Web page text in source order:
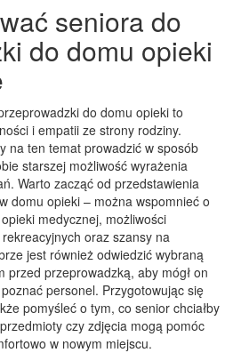
seniora do
do domu opieki
do domu opieki to
i empatii ze strony rodziny.
na ten temat prowadzić w sposób
starszej możliwość wyrażenia
Warto zacząć od przedstawienia
domu opieki – można wspomnieć o
medycznej, możliwości
oraz szansy na
jest również odwiedzić wybraną
przed przeprowadzką, aby mógł on
personel. Przygotowując się
pomyśleć o tym, co senior chciałby
czy zdjęcia mogą pomóc
w nowym miejscu.